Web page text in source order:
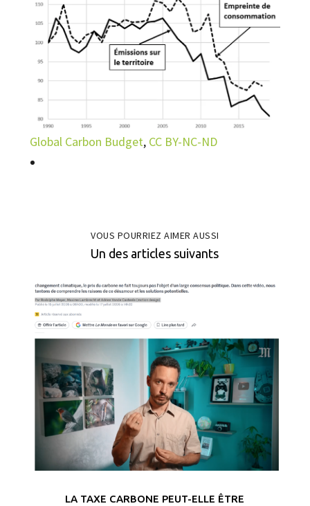
Global Carbon Budget, CC BY-NC-ND
VOUS POURRIEZ AIMER AUSSI
Un des articles suivants
LA TAXE CARBONE PEUT-ELLE ÊTRE